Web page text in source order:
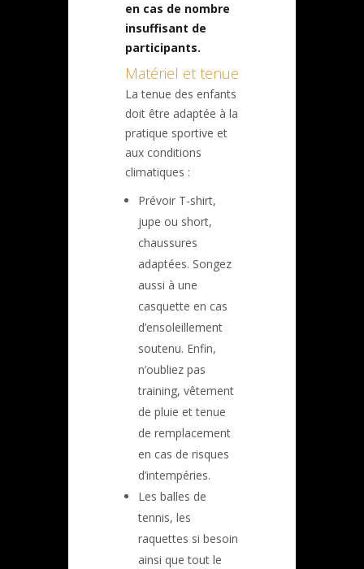
en cas de nombre
insuffisant de
participants.
Matériel et tenue
La tenue des enfants
doit être adaptée à la
pratique sportive et
aux conditions
climatiques :
Prévoir T-shirt,
jupe ou short,
chaussures
adaptées. Songez
aussi à une
casquette en cas
d’ensoleillement
soutenu. Enfin,
n’oubliez pas
training, vêtement
de pluie et tenue
de remplacement
en cas de risques
d’intempéries.
Les balles de
tennis, les
raquettes si besoin
ainsi que tout le